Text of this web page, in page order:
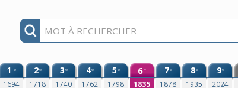
1re
1694
2e
1718
3e
1740
4e
1762
5e
1798
6e
1835
7e
1878
8e
1935
9e
2024